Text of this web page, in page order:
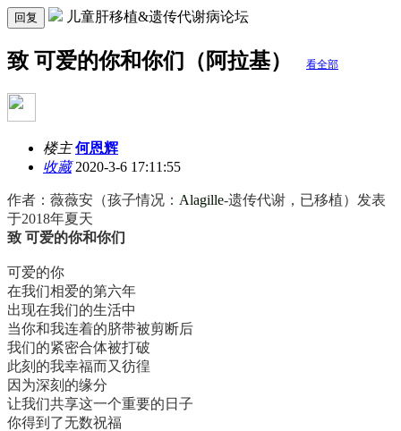
回复 儿童肝移植&遗传代谢病论坛
致 可爱的你和你们（阿拉基） 看全部
楼主 何恩辉
收藏2020-3-6 17:11:55
作者：薇薇安（孩子情况： Alagille-遗传代谢，已移植）发表
于2018年夏天
致 可爱的你和你们
可爱的你
在我们相爱的第六年
出现在我们的生活中
当你和我连着的脐带被剪断后
我们的紧密合体被打破
此刻的我幸福而又彷徨
因为深刻的缘分
让我们共享这一个重要的日子
你得到了无数祝福